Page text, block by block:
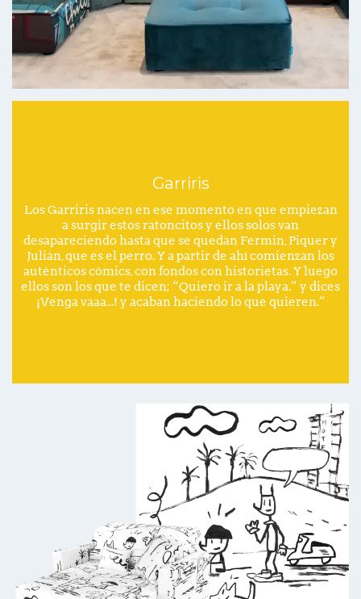
Garriris
Los Garriris nacen en ese momento en que empiezan
a surgir estos ratoncitos y ellos solos van
desapareciendo hasta que se quedan Fermin, Piquer y
Julián, que es el perro. Y a partir de ahí comienzan los
auténticos cómics, con fondos con historietas. Y luego
ellos son los que te dicen; “Quiero ir a la playa.” y dices
¡Venga vaaa...! y acaban haciendo lo que quieren.”